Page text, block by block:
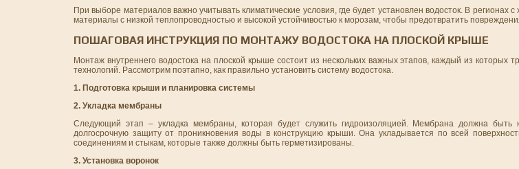
При выборе материалов важно учитывать климатические условия, где будет установлен водосток. В регионах
материалы с низкой теплопроводностью и высокой устойчивостью к морозам, чтобы предотвратить
ПОШАГОВАЯ ИНСТРУКЦИЯ ПО МОНТАЖУ ВОДОСТОКА НА ПЛОСКОЙ КРЫШЕ
Монтаж внутреннего водостока на плоской крыше состоит из нескольких важных этапов, каждый из которых
технологий. Рассмотрим поэтапно, как правильно установить систему водостока.
1. Подготовка крыши и планировка системы
2. Укладка мембраны
Следующий этап – укладка мембраны, которая будет служить гидроизоляцией. Мембрана должна быть
долгосрочную защиту от проникновения воды в конструкцию крыши. Она укладывается по всей
соединениям и стыкам, которые также должны быть герметизированы.
3. Установка воронок